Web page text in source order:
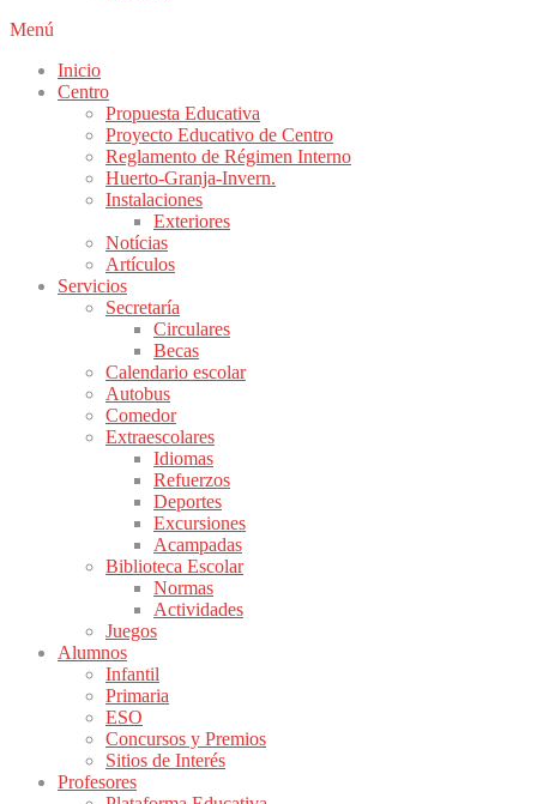
Menú
Inicio
Centro
Propuesta Educativa
Proyecto Educativo de Centro
Reglamento de Régimen Interno
Huerto-Granja-Invern.
Instalaciones
Exteriores
Notícias
Artículos
Servicios
Secretaría
Circulares
Becas
Calendario escolar
Autobus
Comedor
Extraescolares
Idiomas
Refuerzos
Deportes
Excursiones
Acampadas
Biblioteca Escolar
Normas
Actividades
Juegos
Alumnos
Infantil
Primaria
ESO
Concursos y Premios
Sitios de Interés
Profesores